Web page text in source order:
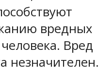
вредных
Вред
незначителен.